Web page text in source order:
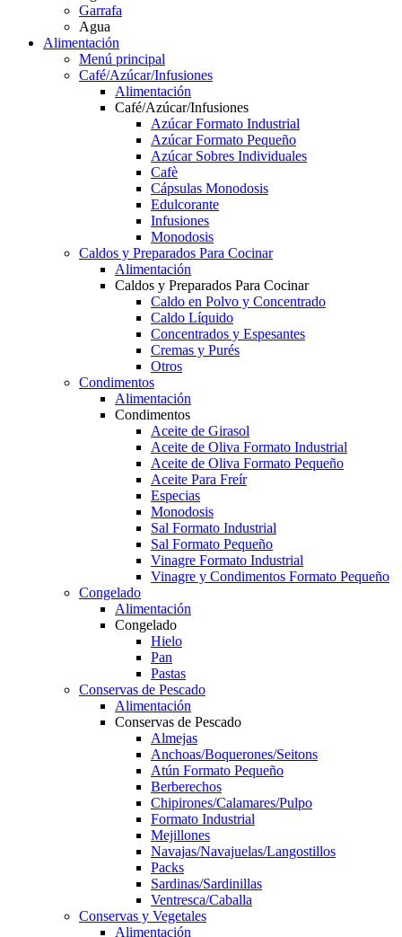
Garrafa
Agua
Alimentación
Menú principal
Café/Azúcar/Infusiones
Alimentación
Café/Azúcar/Infusiones
Azúcar Formato Industrial
Azúcar Formato Pequeño
Azúcar Sobres Individuales
Cafè
Cápsulas Monodosis
Edulcorante
Infusiones
Monodosis
Caldos y Preparados Para Cocinar
Alimentación
Caldos y Preparados Para Cocinar
Caldo en Polvo y Concentrado
Caldo Líquido
Concentrados y Espesantes
Cremas y Purés
Otros
Condimentos
Alimentación
Condimentos
Aceite de Girasol
Aceite de Oliva Formato Industrial
Aceite de Oliva Formato Pequeño
Aceite Para Freír
Especias
Monodosis
Sal Formato Industrial
Sal Formato Pequeño
Vinagre Formato Industrial
Vinagre y Condimentos Formato Pequeño
Congelado
Alimentación
Congelado
Hielo
Pan
Pastas
Conservas de Pescado
Alimentación
Conservas de Pescado
Almejas
Anchoas/Boquerones/Seitons
Atún Formato Pequeño
Berberechos
Chipirones/Calamares/Pulpo
Formato Industrial
Mejillones
Navajas/Navajuelas/Langostillos
Packs
Sardinas/Sardinillas
Ventresca/Caballa
Conservas y Vegetales
Alimentación